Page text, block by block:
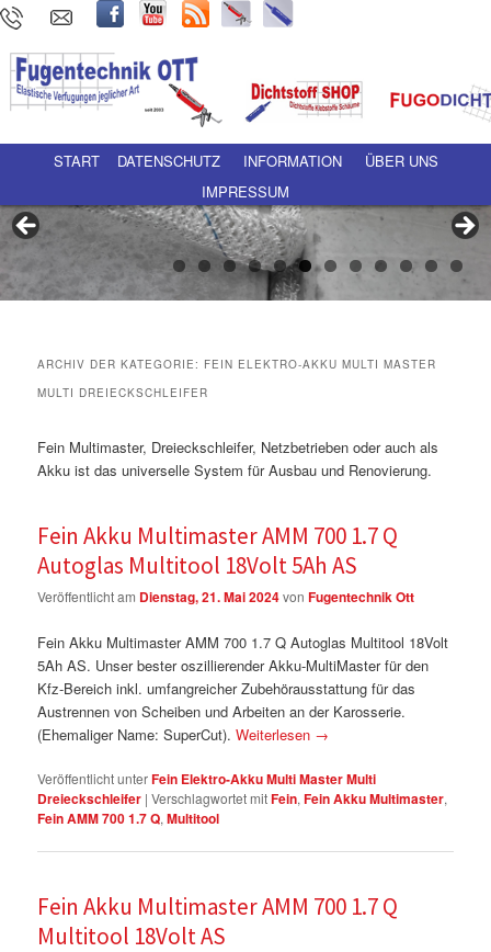
Hauptmenü Zum Inhalt wechseln
Zum sekundären Inhalt wechseln
START DATENSCHUTZ INFORMATION
ÜBER UNS
IMPRESSUM
ARCHIV DER KATEGORIE: FEIN ELEKTRO-AKKU MULTI MASTER
MULTI DREIECKSCHLEIFER
Fein Multimaster, Dreieckschleifer, Netzbetrieben oder auch als
Akku ist das universelle System für Ausbau und Renovierung.
Fein Akku Multimaster AMM 700 1.7 Q
Autoglas Multitool 18Volt 5Ah AS
Veröffentlicht am Dienstag, 21. Mai 2024vonFugentechnik Ott
Fein Akku Multimaster AMM 700 1.7 Q Autoglas Multitool 18Volt
5Ah AS. Unser bester oszillierender Akku-MultiMaster für den
Kfz-Bereich inkl. umfangreicher Zubehörausstattung für das
Austrennen von Scheiben und Arbeiten an der Karosserie.
(Ehemaliger Name: SuperCut).Weiterlesen →
Veröffentlicht unterFein Elektro-Akku Multi Master Multi
Dreieckschleifer |Verschlagwortet mitFein,Fein Akku Multimaster,
Fein AMM 700 1.7 Q,Multitool
Fein Akku Multimaster AMM 700 1.7 Q
Multitool 18Volt AS